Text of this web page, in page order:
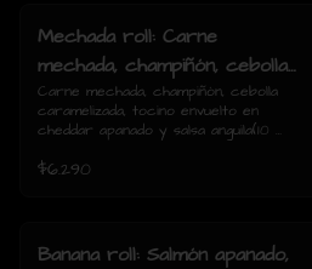
Mechada roll: Carne
mechada, champiñón, cebolla
caramelizada, tocino envuelto
en cheddar apanado y salsa
Carne mechada, champiñón, cebolla
caramelizada, tocino envuelto en
cheddar apanado y salsa anguila(10
$6.290
Banana roll: Salmón apanado,